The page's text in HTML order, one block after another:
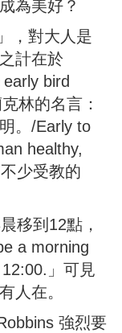
為美好？
對大人是
計在於
bird
林的名言：
。/Early to
healthy,
少受教的
移到12點，
a morning
」可見
人在。
強烈要